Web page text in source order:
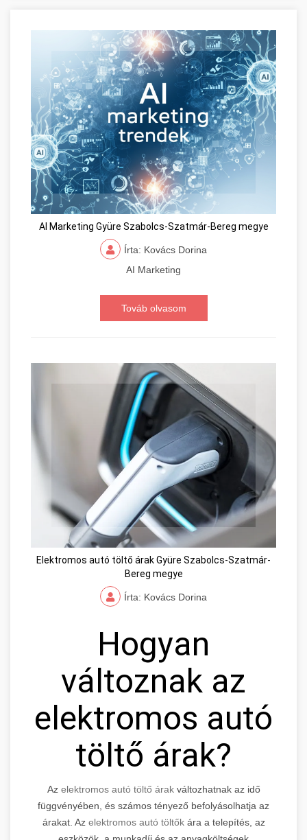
AI Marketing Gyüre Szabolcs-Szatmár-Bereg megye
Írta: Kovács Dorina
AI Marketing
Továb olvasom
Elektromos autó töltő árak Gyüre Szabolcs-Szatmár-
Bereg megye
Írta: Kovács Dorina
Hogyan
változnak az
elektromos autó
töltő árak?
Az elektromos autó töltő árakváltozhatnak az idő
függvényében, és számos tényező befolyásolhatja az
árakat. Az elektromos autó töltőkára a telepítés, az